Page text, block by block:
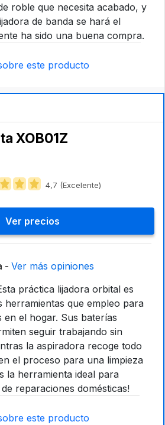
roble que necesita acabado, y
de banda se hará el
ha sido una buena compra.
este producto
XOB01Z
4,7 (Excelente)
Ver precios
- Ver más opiniones
práctica lijadora orbital es
herramientas que empleo para
el hogar. Sus baterías
seguir trabajando sin
la aspiradora recoge todo
el proceso para una limpieza
la herramienta ideal para
reparaciones domésticas!
este producto